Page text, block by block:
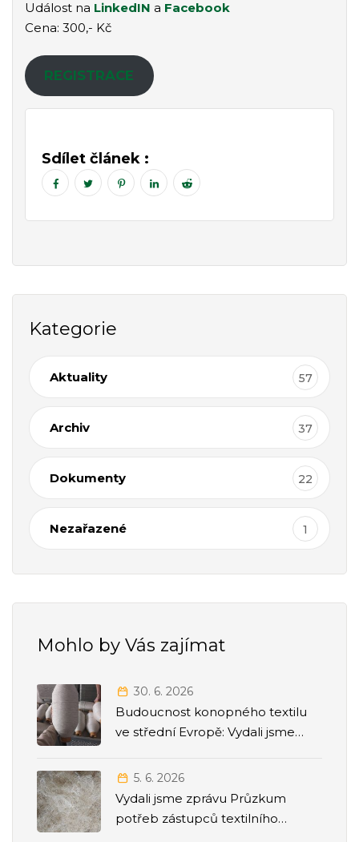
Událost na LinkedIN a Facebook
Cena: 300,- Kč
REGISTRACE
Sdílet článek :
Kategorie
Aktuality 57
Archiv 37
Dokumenty 22
Nezařazené 1
Mohlo by Vás zajímat
30. 6. 2026
Budoucnost konopného textilu
ve střední Evropě: Vydali jsme
20355. 6. 2026
Vydali jsme zprávu Průzkum
potřeb zástupců textilního